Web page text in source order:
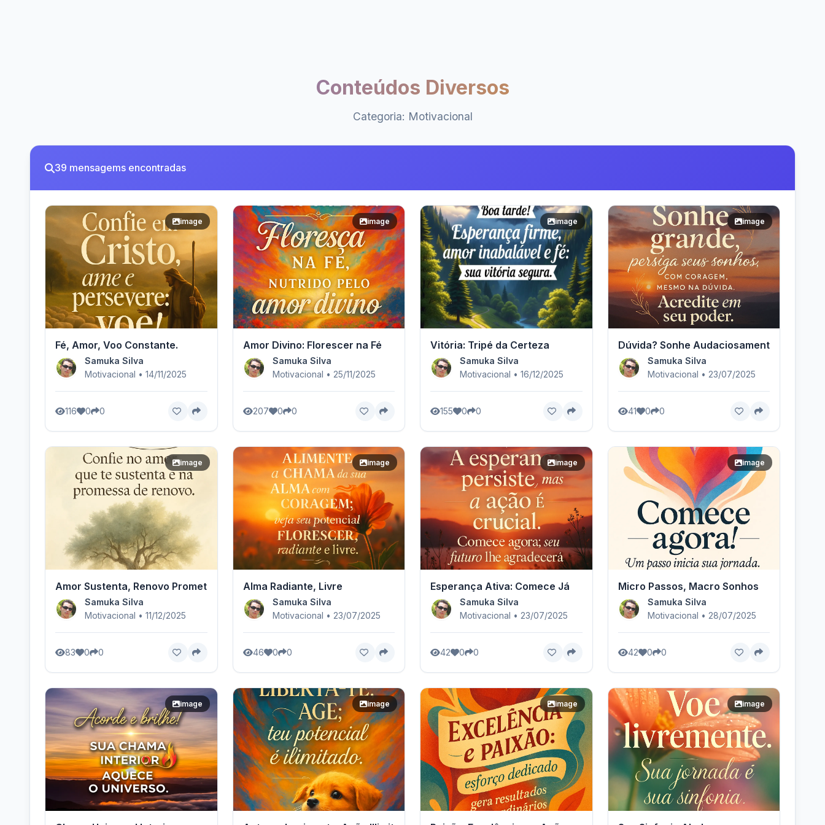
Conteúdos Diversos
Categoria: Motivacional
39 mensagems encontradas
image
Fé, Amor, Voo Constante.
Samuka Silva
Motivacional • 14/11/2025
116 0 0
image
Amor Divino: Florescer na Fé
Samuka Silva
Motivacional • 25/11/2025
207 0 0
image
Vitória: Tripé da Certeza
Samuka Silva
Motivacional • 16/12/2025
155 0 0
image
Dúvida? Sonhe Audaciosamente.
Samuka Silva
Motivacional • 23/07/2025
41 0 0
image
Amor Sustenta, Renovo Prometido.
Samuka Silva
Motivacional • 11/12/2025
83 0 0
image
Alma Radiante, Livre
Samuka Silva
Motivacional • 23/07/2025
46 0 0
image
Esperança Ativa: Comece Já
Samuka Silva
Motivacional • 23/07/2025
42 0 0
image
Micro Passos, Macro Sonhos
Samuka Silva
Motivacional • 28/07/2025
42 0 0
image image image image